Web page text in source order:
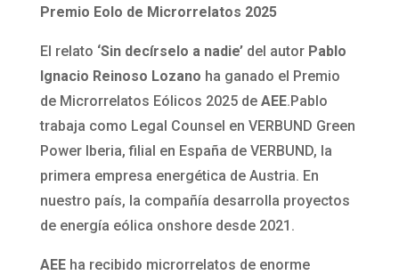
Premio Eolo de Microrrelatos 2025
El relato ‘Sin decírselo a nadie’del autor Pablo
Ignacio Reinoso Lozano ha ganado el Premio
de Microrrelatos Eólicos 2025 de AEE.Pablo
trabaja como Legal Counsel en VERBUND Green
Power Iberia, filial en España de VERBUND, la
primera empresa energética de Austria. En
nuestro país, la compañía desarrolla proyectos
de energía eólica onshore desde 2021.
AEEha recibido microrrelatos de enorme